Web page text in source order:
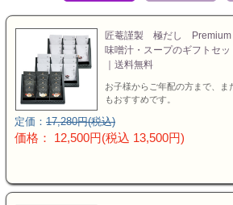
送料無料
カタログギフト
特選ギフト
セット商品
匠菴謹製 極だし
味噌汁・スープのギフトセ
｜送料無料
お子様からご年配の方まで、ま
もおすすめです。
定価： 17,280円(税込)
価格： 12,500円(税込 13,500円)